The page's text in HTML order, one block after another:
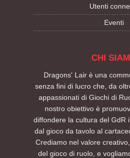
Utenti
Eventi
CHI
Dragons' Lair è una
senza fini di lucro che, da
appassionati di Giochi di
nostro obiettivo è
diffondere la cultura del GdR
dal gioco da tavolo al
Crediamo nel valore
del gioco di ruolo, e